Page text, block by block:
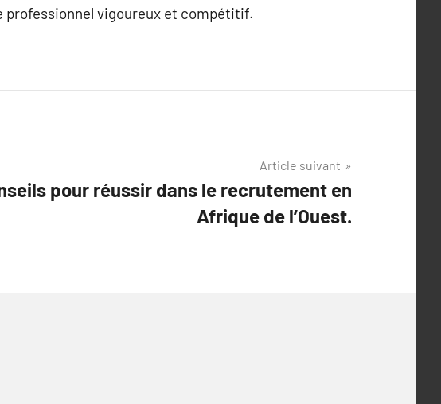
professionnel vigoureux et compétitif.
Article suivant
pour réussir dans le recrutement en
Afrique de l’Ouest.